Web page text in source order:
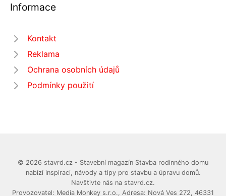
Informace
Kontakt
Reklama
Ochrana osobních údajů
Podmínky použití
© 2026 stavrd.cz - Stavební magazín Stavba rodinného domu
nabízí inspiraci, návody a tipy pro stavbu a úpravu domů.
Navštivte nás na stavrd.cz.
Provozovatel: Media Monkey s.r.o., Adresa: Nová Ves 272, 46331